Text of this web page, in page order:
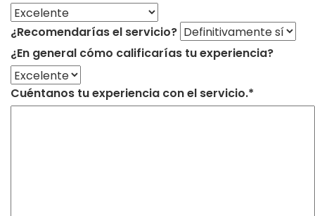
¿Recomendarías el servicio?
¿En general cómo calificarías tu experiencia?
Cuéntanos tu experiencia con el servicio.*